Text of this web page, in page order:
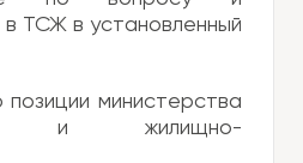
ТСЖ в установленный
позиции министерства
и жилищно-